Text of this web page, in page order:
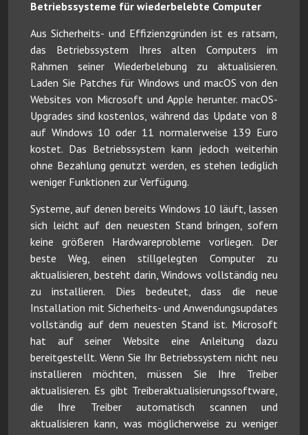
Betriebssysteme für wiederbelebte Computer
Aus Sicherheits- und Effizienzgründen ist es ratsam,
das Betriebssystem Ihres alten Computers im
Rahmen seiner Wiederbelebung zu aktualisieren.
Laden Sie Patches für Windows und macOS von den
Websites von Microsoft und Apple herunter. macOS-
Upgrades sind kostenlos, während das Update von 8
auf Windows 10 oder 11 normalerweise 139 Euro
kostet. Das Betriebssystem kann jedoch weiterhin
ohne Bezahlung genutzt werden, es stehen lediglich
weniger Funktionen zur Verfügung.
Systeme, auf denen bereits Windows 10 läuft, lassen
sich leicht auf den neuesten Stand bringen, sofern
keine größeren Hardwareprobleme vorliegen. Der
beste Weg, einen stillgelegten Computer zu
aktualisieren, besteht darin, Windows vollständig neu
zu installieren. Dies bedeutet, dass die neue
Installation mit Sicherheits- und Anwendungsupdates
vollständig auf dem neuesten Stand ist. Microsoft
hat auf seiner Website eine Anleitung dazu
bereitgestellt. Wenn Sie Ihr Betriebssystem nicht neu
installieren möchten, müssen Sie Ihre Treiber
aktualisieren. Es gibt Treiberaktualisierungssoftware,
die Ihre Treiber automatisch scannen und
aktualisieren kann, was möglicherweise zu weniger